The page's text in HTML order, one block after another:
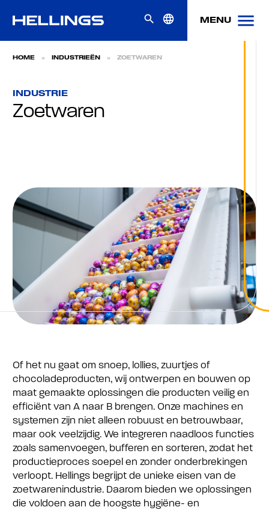
search language MENU menu
HOME » INDUSTRIEËN » ZOETWAREN
INDUSTRIE
Zoetwaren
Of het nu gaat om snoep, lollies, zuurtjes of
chocoladeproducten, wij ontwerpen en bouwen op
maat gemaakte oplossingen die producten veilig en
efficiënt van A naar B brengen. Onze machines en
systemen zijn niet alleen robuust en betrouwbaar,
maar ook veelzijdig. We integreren naadloos functies
zoals samenvoegen, bufferen en sorteren, zodat het
productieproces soepel en zonder onderbrekingen
verloopt. Hellings begrijpt de unieke eisen van de
zoetwarenindustrie. Daarom bieden we oplossingen
die voldoen aan de hoogste hygiëne- en